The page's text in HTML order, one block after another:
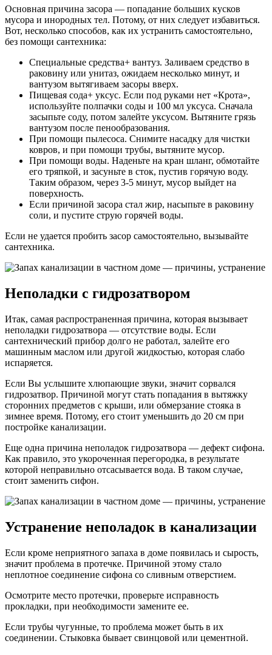
Основная причина засора — попадание больших кусков
мусора и инородных тел. Потому, от них следует избавиться.
Вот, несколько способов, как их устранить самостоятельно,
без помощи сантехника:
Специальные средства+ вантуз. Заливаем средство в
раковину или унитаз, ожидаем несколько минут, и
вантузом вытягиваем засоры вверх.
Пищевая сода+ уксус. Если под руками нет «Крота»,
используйте полпачки соды и 100 мл уксуса. Сначала
засыпьте соду, потом залейте уксусом. Вытяните грязь
вантузом после пенообразования.
При помощи пылесоса. Снимите насадку для чистки
ковров, и при помощи трубы, вытяните мусор.
При помощи воды. Наденьте на кран шланг, обмотайте
его тряпкой, и засуньте в сток, пустив горячую воду.
Таким образом, через 3-5 минут, мусор выйдет на
поверхность.
Если причиной засора стал жир, насыпьте в раковину
соли, и пустите струю горячей воды.
Если не удается пробить засор самостоятельно, вызывайте
сантехника.
Неполадки с гидрозатвором
Итак, самая распространенная причина, которая вызывает
неполадки гидрозатвора — отсутствие воды. Если
сантехнический прибор долго не работал, залейте его
машинным маслом или другой жидкостью, которая слабо
испаряется.
Если Вы услышите хлюпающие звуки, значит сорвался
гидрозатвор. Причиной могут стать попадания в вытяжку
сторонних предметов с крыши, или обмерзание стояка в
зимнее время. Потому, его стоит уменьшить до 20 см при
постройке канализации.
Еще одна причина неполадок гидрозатвора — дефект сифона.
Как правило, это укороченная перегородка, в результате
которой неправильно отсасывается вода. В таком случае,
стоит заменить сифон.
Устранение неполадок в канализации
Если кроме неприятного запаха в доме появилась и сырость,
значит проблема в протечке. Причиной этому стало
неплотное соединение сифона со сливным отверстием.
Осмотрите место протечки, проверьте исправность
прокладки, при необходимости замените ее.
Если трубы чугунные, то проблема может быть в их
соединении. Стыковка бывает свинцовой или цементной.